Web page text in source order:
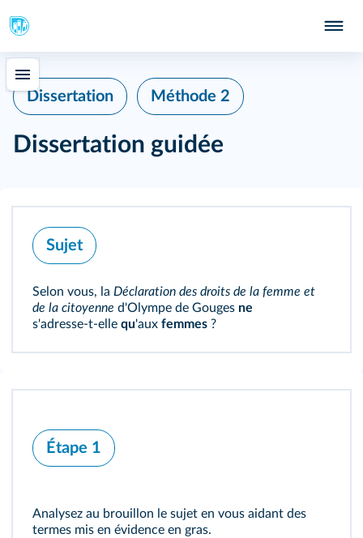
Dissertation Méthode 2
Dissertation guidée
Sujet
Selon vous, la Déclaration des droits de la femme et
de la citoyenne d'Olympe de Gouges ne
s'adresse‑t‑elle qu'aux femmes ?
Étape 1
Analysez au brouillon le sujet en vous aidant des
termes mis en évidence en gras.